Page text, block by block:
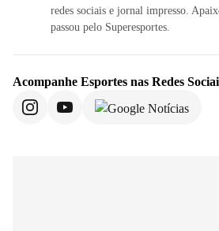
redes sociais e jornal impresso.
passou pelo Superesportes.
Acompanhe Esportes nas Redes